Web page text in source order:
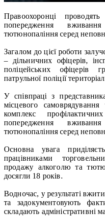
Правоохоронці
попередження
тютюнопаління серед
Загалом до цієї роботи
– дільничних офіцерів,
поліцейських офіцерів
патрульної поліції
У співпраці з
місцевого самоврядування
комплекс
попередження
тютюнопаління серед
Основна увага
працівниками
продажу алкоголю та
досягли 18 років.
Водночас, у результаті
та задокументовують
складають адміністративні